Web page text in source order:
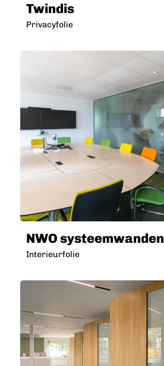
Twindis
Privacyfolie
NWO systeemwanden
Interieurfolie